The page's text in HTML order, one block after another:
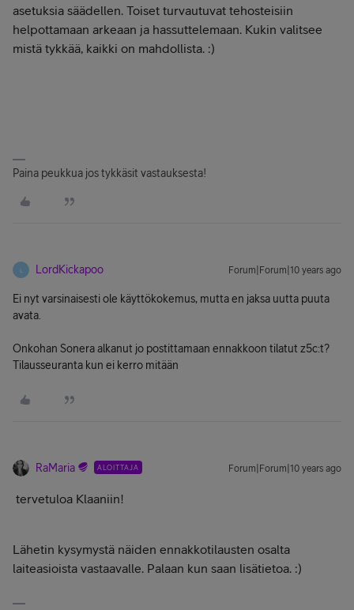
asetuksia säädellen. Toiset turvautuvat tehosteisiin
helpottamaan arkeaan ja hassuttelemaan. Kukin valitsee
mistä tykkää, kaikki on mahdollista. :)
Paina peukkua jos tykkäsit vastauksesta!
LordKickapoo Forum|Forum|10 years ago
Ei nyt varsinaisesti ole käyttökokemus, mutta en jaksa uutta puuta
avata.
Onkohan Sonera alkanut jo postittamaan ennakkoon tilatut z5c:t?
Tilausseuranta kun ei kerro mitään
RaMaria ALOITTAJA Forum|Forum|10 years ago
tervetuloa Klaaniin!
Lähetin kysymystä näiden ennakkotilausten osalta
laiteasioista vastaavalle. Palaan kun saan lisätietoa. :)